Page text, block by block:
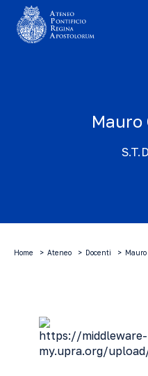
Mauro
Home Ateneo Docenti